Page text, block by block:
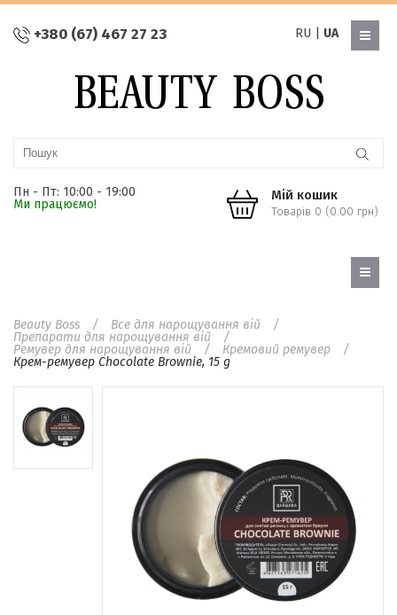
+380 (67) 467 27 23 RU UA
Пн - Пт: 10:00 - 19:00
Ми працюємо!
Мій кошик
Товарів 0 (0.00 грн)
Beauty Boss
Все для нарощування вій
Препарати для нарощування вій
Ремувер для нарощування вій
Кремовий ремувер
Крем-ремувер Chocolate Brownie, 15 g